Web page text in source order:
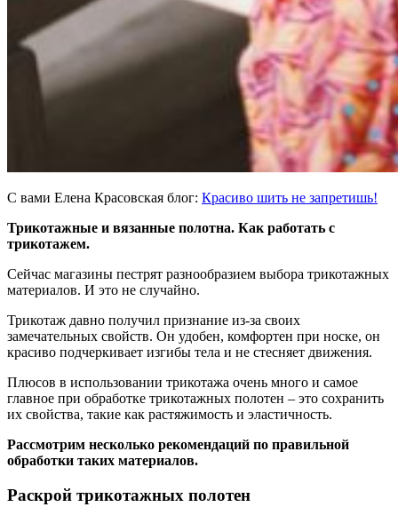
С вами Елена Красовская блог: Красиво шить не запретишь!
Трикотажные и вязанные полотна. Как работать с
трикотажем.
Сейчас магазины пестрят разнообразием выбора трикотажных
материалов. И это не случайно.
Трикотаж давно получил признание из-за своих
замечательных свойств. Он удобен, комфортен при носке, он
красиво подчеркивает изгибы тела и не стесняет движения.
Плюсов в использовании трикотажа очень много и самое
главное при обработке трикотажных полотен – это сохранить
их свойства, такие как растяжимость и эластичность.
Рассмотрим несколько рекомендаций по правильной
обработки таких материалов.
Раскрой трикотажных полотен